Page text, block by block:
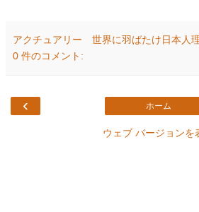
アクチュアリー 世界に羽ばたけ日本人
0 件のコメント:
‹ ホーム
ウェブ バージョンを